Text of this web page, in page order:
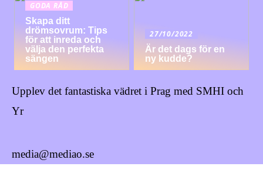
GODA RÅD
Skapa ditt
drömsovrum: Tips
för att inreda och
välja den perfekta
sängen
27/10/2022
Är det dags för en
ny kudde?
Upplev det fantastiska vädret i Prag med SMHI och
Yr
media@mediao.se